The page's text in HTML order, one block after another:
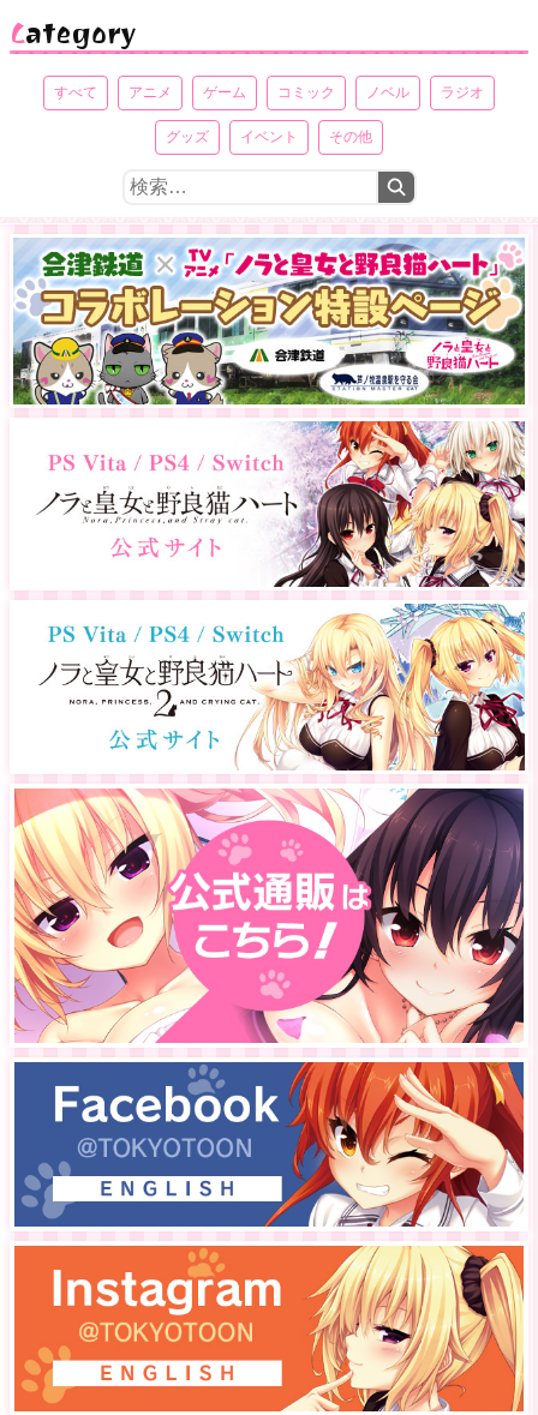
Category
すべて アニメ ゲーム コミック ノベル ラジオ
グッズ イベント その他